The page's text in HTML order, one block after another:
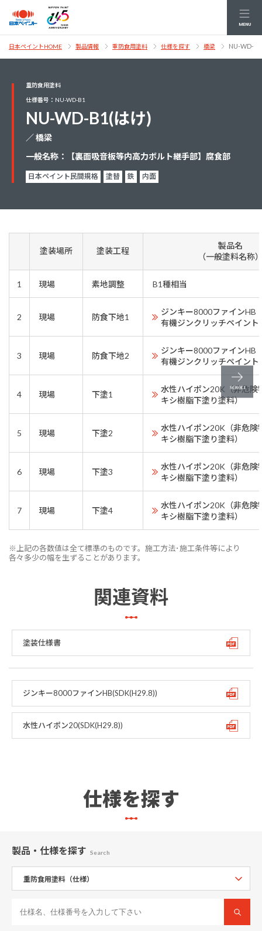
MENU
日本ペイントHOME 製品情報 重防食用塗料 仕様を探す 橋梁 NU-WD-
重防食用塗料
仕様番号：NU-WD-B1
NU-WD-B1(はけ)
／ 橋梁
一般名称：【裏面吸音板等内高力ボルト継手部】腐食部
日本ペイント民間規格 塗替 鉄 内面
塗装場所 塗装工程
製品名
（一般塗料名称
1 現場 素地調整 B1種相当
2 現場 防食下地1
ジンキー8000ファインHB
有機ジンクリッチペイント
3 現場 防食下地2
ジンキー8000ファインHB
有機ジンクリッチペイント
4 現場 下塗1
水性ハイポン20K（非危険
キシ樹脂下塗り塗料）
5 現場 下塗2
水性ハイポン20K（非危険
キシ樹脂下塗り塗料）
6 現場 下塗3
水性ハイポン20K（非危険
キシ樹脂下塗り塗料）
7 現場 下塗4
水性ハイポン20K（非危険
キシ樹脂下塗り塗料）
※上記の各数値は全て標準のものです。施工方法･施工条件等により
各々多少の幅を生ずることがあります。
関連資料
塗装仕様書
ジンキー8000ファインHB(SDK(H29.8))
水性ハイポン20(SDK(H29.8))
仕様を探す
製品・仕様を探す Search